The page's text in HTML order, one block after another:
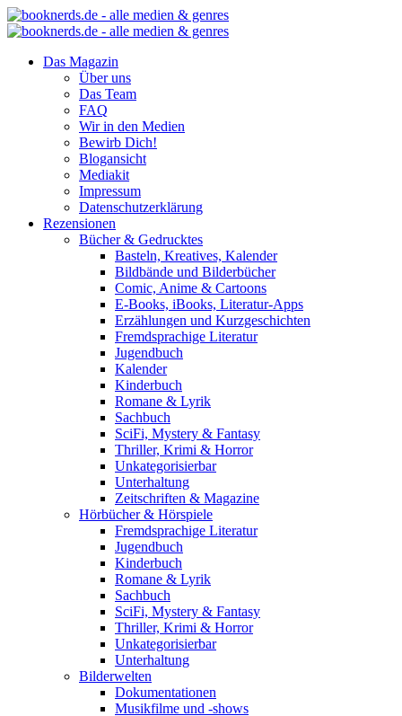
Das Magazin
Über uns
Das Team
FAQ
Wir in den Medien
Bewirb Dich!
Blogansicht
Mediakit
Impressum
Datenschutzerklärung
Rezensionen
Bücher & Gedrucktes
Basteln, Kreatives, Kalender
Bildbände und Bilderbücher
Comic, Anime & Cartoons
E-Books, iBooks, Literatur-Apps
Erzählungen und Kurzgeschichten
Fremdsprachige Literatur
Jugendbuch
Kalender
Kinderbuch
Romane & Lyrik
Sachbuch
SciFi, Mystery & Fantasy
Thriller, Krimi & Horror
Unkategorisierbar
Unterhaltung
Zeitschriften & Magazine
Hörbücher & Hörspiele
Fremdsprachige Literatur
Jugendbuch
Kinderbuch
Romane & Lyrik
Sachbuch
SciFi, Mystery & Fantasy
Thriller, Krimi & Horror
Unkategorisierbar
Unterhaltung
Bilderwelten
Dokumentationen
Musikfilme und -shows